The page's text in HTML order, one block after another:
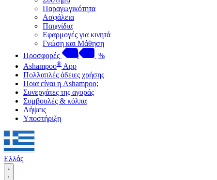
Παραγωγικότητα
Ασφάλεια
Παιχνίδια
Εφαρμογές για κινητά
Γνώση και Μάθηση
Προσφορές
%
Ashampoo® App
Πολλαπλές άδειες χρήσης
Ποια είναι η Ashampoo;
Συνεργάτες της αγοράς
Συμβουλές & κόλπα
Λήψεις
Υποστήριξη
Ελλάς